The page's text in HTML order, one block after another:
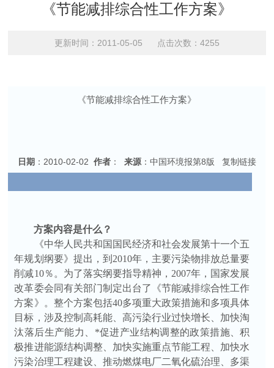
《节能减排综合性工作方案》
更新时间：2011-05-05 点击次数：4255
《节能减排综合性工作方案》
日期 ：2010-02-02 作者： 来源：中国环境报第8版 复制链接
方案内容是什么？
《中华人民共和国国民经济和社会发展第十一个五
年规划纲要》提出，到2010年，主要污染物排放总量要
削减10％。为了落实纲要指导精神，2007年，国家发展
改革委会同有关部门制定出台了《节能减排综合性工作
方案》。整个方案包括40多项重大政策措施和多项具体
目标，涉及控制高耗能、高污染行业过快增长、加快淘
汰落后生产能力、*促进产业结构调整的政策措施、积
极推进能源结构调整、加快实施重点节能工程、加快水
污染治理工程建设、推动燃煤电厂二氧化硫治理、多渠